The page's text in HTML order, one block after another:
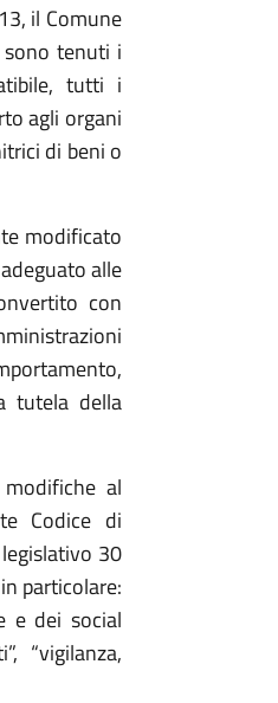
il Comune
tenuti i
tutti i
agli organi
di beni o
modificato
alle
con
tutela della
al
Codice di
30
particolare:
e dei social
“vigilanza,